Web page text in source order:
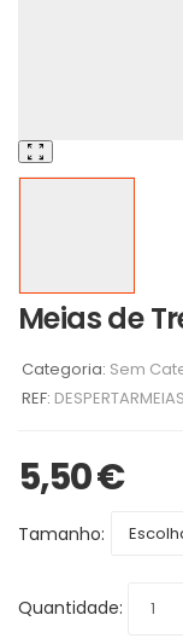
Meias de
Categoria: Sem
REF:
5,50€
Tamanho:
Quantidade: